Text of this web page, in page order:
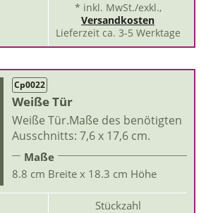
* inkl. MwSt./exkl.,
Versandkosten
Lieferzeit ca. 3-5 Werktage
Cp0022
Weiße Tür
Weiße Tür.Maße des benötigten
Ausschnitts: 7,6 x 17,6 cm.
Maße
8.8 cm Breite x 18.3 cm Höhe
Stückzahl